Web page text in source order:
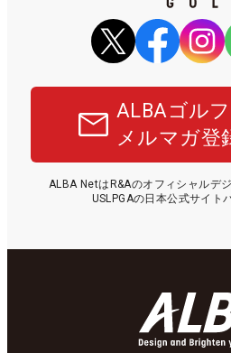
ALBAゴル
メルマガ登
ALBA NetはR&Aのオフィシャルデ
USLPGAの日本公式サイト